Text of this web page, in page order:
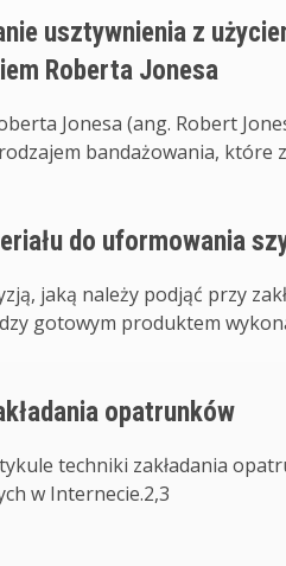
usztywnienia z
Roberta Jonesa
Jonesa (ang. Robert
bandażowania,
do uformowania
jaką należy podjąć przy
gotowym produktem
opatrunków
techniki zakładania
w Internecie.2,3